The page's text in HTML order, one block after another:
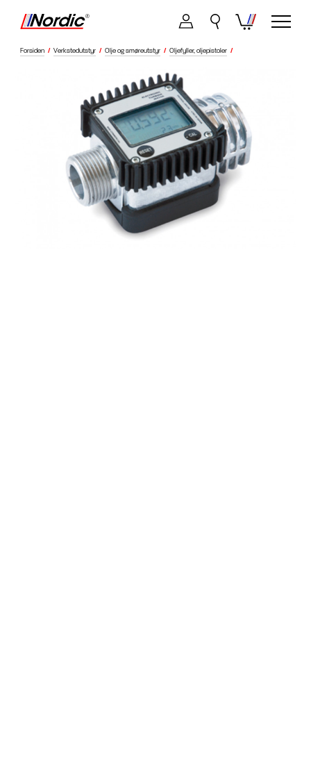
Forsiden / Verkstedutstyr / Olje og smøreutstyr / Oljefyller, oljepistoler /